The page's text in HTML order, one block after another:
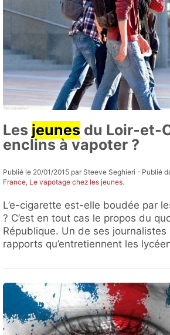
Les jeunes du Loir-et-
enclins à vapoter ?
Publié le 20/01/2015 par Steeve Seghieri - Publié
France Le vapotage chez les jeunes.
L’e-cigarette est-elle boudée par
? C’est en tout cas le propos du
République. Un de ses journalistes
rapports qu’entretiennent les